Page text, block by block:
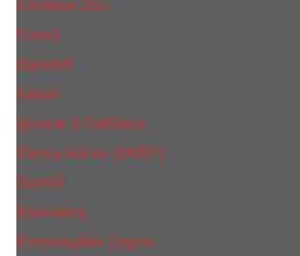
Christian Dior
Creed
Davidoff
Diesel
Дольче & Габбана
Donna Karan (DKNY)
Dunhill
Eisenberg
Ermenegildo Zegna